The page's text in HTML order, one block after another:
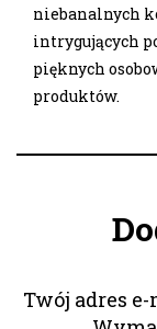
niebanalnych
intrygujących
pięknych
produktów.
Twój adres